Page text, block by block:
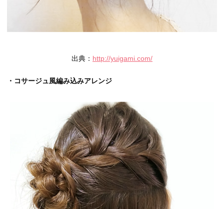
出典： http://yuigami.com/
・コサージュ風編み込みアレンジ